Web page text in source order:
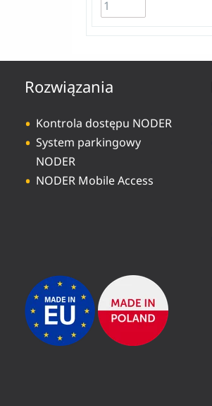
Rozwiązania
Kontrola dostępu NODER
System parkingowy
NODER
NODER Mobile Access